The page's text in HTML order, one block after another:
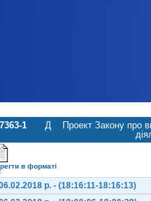
7363-1 Д
Проект Закону про
в форматі
р. - (18:16:11-18:16:13)